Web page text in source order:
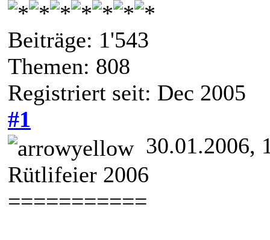
Beiträge: 1'543
Themen: 808
Registriert seit: Dec 2005
#1
30.01.2006,
Rütlifeier 2006
===========